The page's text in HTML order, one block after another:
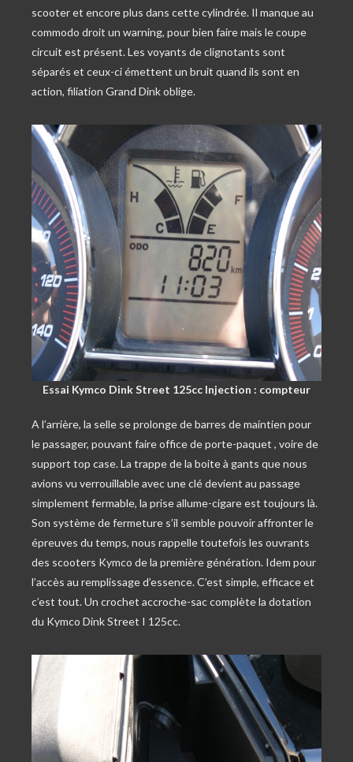
scooter et encore plus dans cette cylindrée. Il manque au
commodo droit un warning, pour bien faire mais le coupe
circuit est présent. Les voyants de clignotants sont
séparés et ceux-ci émettent un bruit quand ils sont en
action, filiation Grand Dink oblige.
Essai Kymco Dink Street 125cc Injection : compteur
A l’arrière, la selle se prolonge de barres de maintien pour
le passager, pouvant faire office de porte-paquet , voire de
support top case. La trappe de la boite à gants que nous
avions vu verrouillable avec une clé devient au passage
simplement fermable, la prise allume-cigare est toujours là.
Son système de fermeture s’il semble pouvoir affronter le
épreuves du temps, nous rappelle toutefois les ouvrants
des scooters Kymco de la première génération. Idem pour
l’accès au remplissage d’essence. C’est simple, efficace et
c’est tout. Un crochet accroche-sac complète la dotation
du Kymco Dink Street I 125cc.